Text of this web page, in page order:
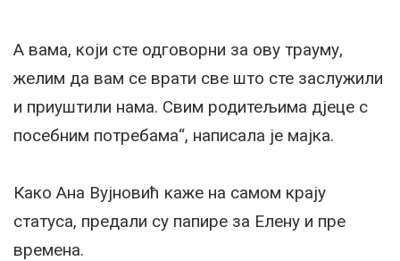
А вама, који сте одговорни за ову трауму,
желим да вам се врати све што сте заслужили
и приуштили нама. Свим родитељима дјеце с
посебним потребама“, написала је мајка.
Како Ана Вујновић каже на самом крају
статуса, предали су папире за Елену и пре
времена.